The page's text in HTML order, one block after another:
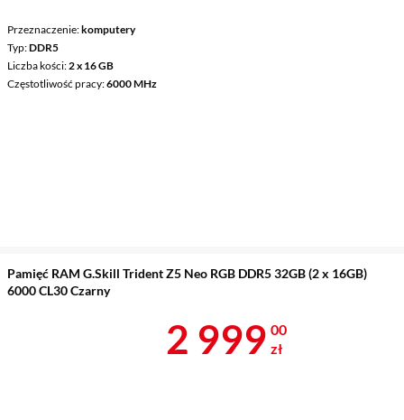
Przeznaczenie komputery
Typ DDR5
Liczba kości 2 x 16 GB
Częstotliwość pracy 6000 MHz
Pamięć RAM G.Skill Trident Z5 Neo RGB DDR5 32GB (2 x 16GB)
6000 CL30 Czarny
Cena 2 999 zł
2 999 00
zł